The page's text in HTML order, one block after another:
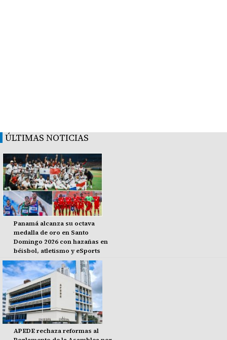
ÚLTIMAS NOTICIAS
Panamá alcanza su octava
medalla de oro en Santo
Domingo 2026 con hazañas en
béisbol, atletismo y eSports
APEDE rechaza reformas al